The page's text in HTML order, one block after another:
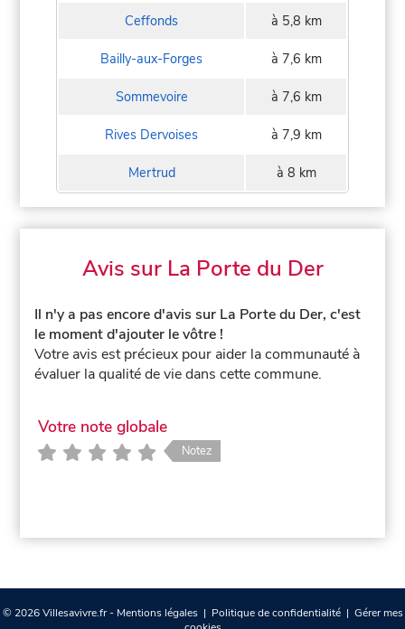
Ceffonds à 5,8 km
Bailly-aux-Forges à 7,6 km
Sommevoire à 7,6 km
Rives Dervoises à 7,9 km
Mertrud à 8 km
Avis sur La Porte du Der
Il n'y a pas encore d'avis sur La Porte du Der, c'est
le moment d'ajouter le vôtre !
Votre avis est précieux pour aider la communauté à
évaluer la qualité de vie dans cette commune.
Votre note globale
Notez
© 2026 Villesavivre.fr - Mentions légales| Politique de confidentialité| Gérer mes